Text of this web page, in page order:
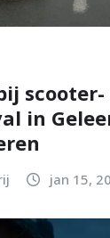
scooter-
in
jan 15,